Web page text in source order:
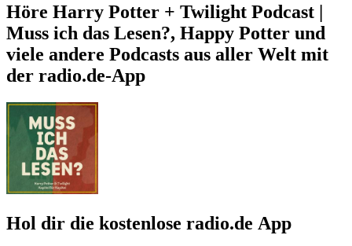
Höre Harry Potter + Twilight Podcast |
Muss ich das Lesen?, Happy Potter und
viele andere Podcasts aus aller Welt mit
der radio.de-App
Hol dir die kostenlose radio.de App